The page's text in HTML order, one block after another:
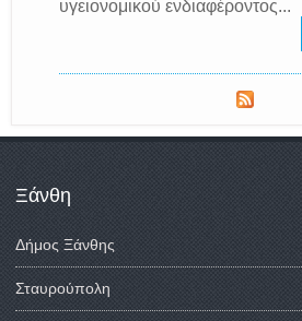
υγειονομικού ενδιαφέροντος...
Ξάνθη
Δήμος Ξάνθης
Σταυρούπολη